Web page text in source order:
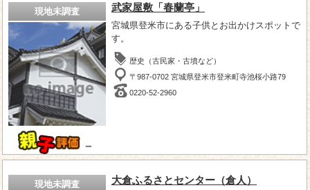
現地未調査
－
武家屋敷「春蘭亭」
宮城県登米市にある子供とお出かけスポットで
す。
歴史（古民家・古墳など）
〒987-0702 宮城県登米市登米町寺池桜小路79
0220-52-2960
現地未調査 大倉ふるさとセンター（倉人）